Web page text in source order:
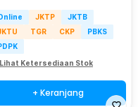
JKTP
JKTB
TGR CKP
PBKS
Lihat Ketersediaan Stok
+ Keranjang